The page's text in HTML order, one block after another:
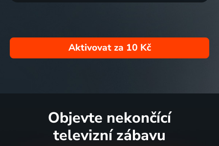
Aktivovat za 10 Kč
Objevte nekončící
televizní zábavu